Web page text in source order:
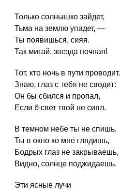
Только солнышко зайдет,
Тьма на землю упадет, —
Ты появишься, сияя.
Так мигай, звезда ночная!
Тот, кто ночь в пути проводит.
Знаю, глаз с тебя не сводит:
Он бы сбился и пропал,
Если б свет твой не сиял.
В темном небе ты не спишь,
Ты в окно ко мне глядишь,
Бодрых глаз не закрываешь,
Видно, солнце поджидаешь.
Эти ясные лучи